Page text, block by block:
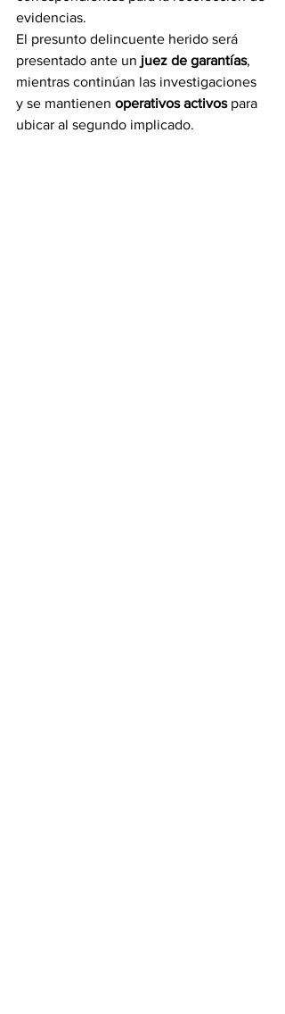
evidencias.
El presunto delincuente herido será
presentado ante un juez de garantías,
mientras continúan las investigaciones
y se mantienen operativos activos para
ubicar al segundo implicado.